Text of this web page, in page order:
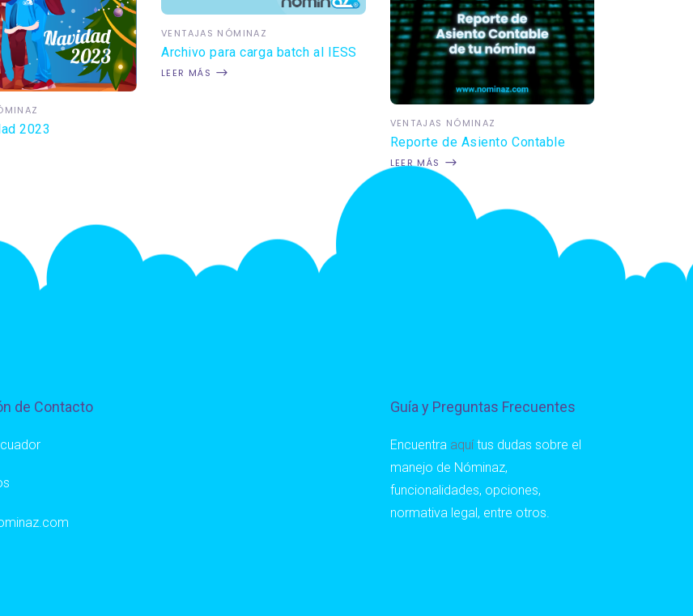
2023
VENTAJAS NÓMINAZ
Archivo para carga batch al IESS
LEER MÁS
VENTAJAS NÓMINAZ
Reporte de Asiento Contable
LEER MÁS
de Contacto Guía y Preguntas Frecuentes
Encuentra aquítus dudas sobre el
manejo de Nóminaz,
funcionalidades, opciones,
normativa legal, entre otros.